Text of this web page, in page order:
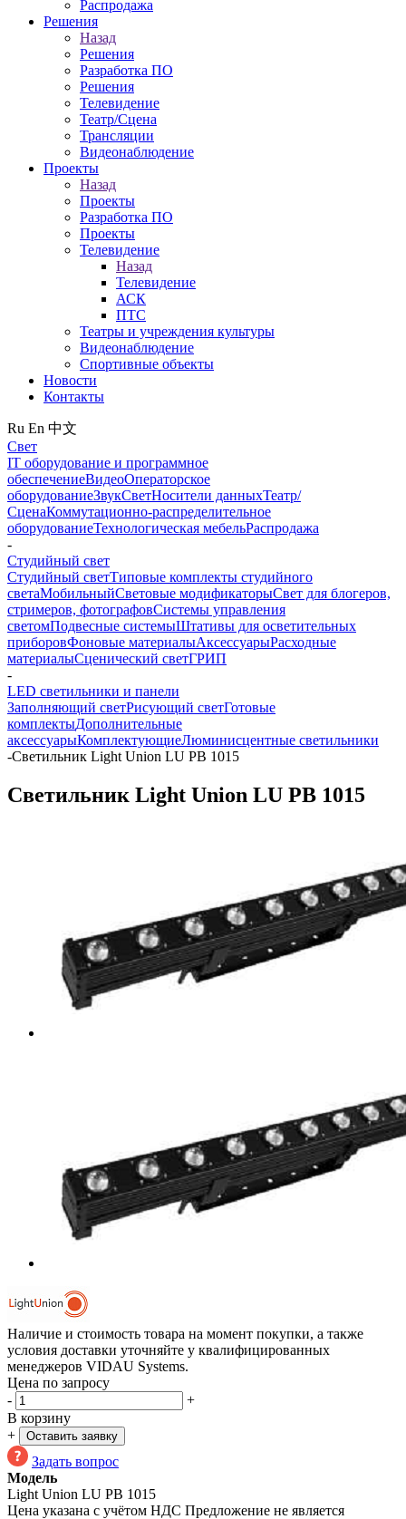
Распродажа
Решения
Назад
Решения
Разработка ПО
Решения
Телевидение
Театр/Сцена
Трансляции
Видеонаблюдение
Проекты
Назад
Проекты
Разработка ПО
Проекты
Телевидение
Назад
Телевидение
АСК
ПТС
Театры и учреждения культуры
Видеонаблюдение
Спортивные объекты
Новости
Контакты
Ru En 中文
Свет
IT оборудование и программное
обеспечениеВидеоОператорское
оборудованиеЗвукСветНосители данныхТеатр/
СценаКоммутационно-распределительное
оборудованиеТехнологическая мебельРаспродажа
-
Студийный свет
Студийный светТиповые комплекты студийного
светаМобильныйСветовые модификаторыСвет для блогеров,
стримеров, фотографовСистемы управления
светомПодвесные системыШтативы для осветительных
приборовФоновые материалыАксессуарыРасходные
материалыСценический светГРИП
-
LED светильники и панели
Заполняющий светРисующий светГотовые
комплектыДополнительные
аксессуарыКомплектующиеЛюминисцентные светильники
-Светильник Light Union LU PB 1015
Светильник Light Union LU PB 1015
Наличие и стоимость товара на момент покупки, а также
условия доставки уточняйте у квалифицированных
менеджеров VIDAU Systems.
Цена по запросу
-
+
В корзину
+
Оставить заявку
Задать вопрос
Модель
Light Union LU PB 1015
Цена указана с учётом НДС Предложение не является